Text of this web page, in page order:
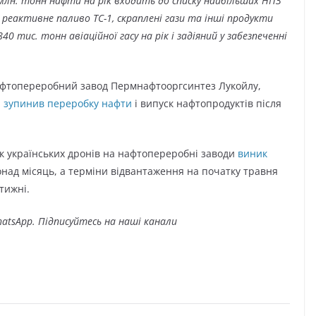
паливо ТС-1, скраплені гази та інші продукти
тонн авіаційної гасу на рік і задіяний у забезпеченні
завод Пермнафтооргсинтез Лукойлу,
зупинив переробку нафти і випуск нафтопродуктів після
українських дронів на нафтопереробні заводи виник
місяць, а терміни відвантаження на початку травня
Підписуйтесь на наші канали